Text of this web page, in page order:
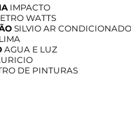
IMPACTO
WATTS
SILVIO AR CONDICIONADO
AGUA E LUZ
DE PINTURAS